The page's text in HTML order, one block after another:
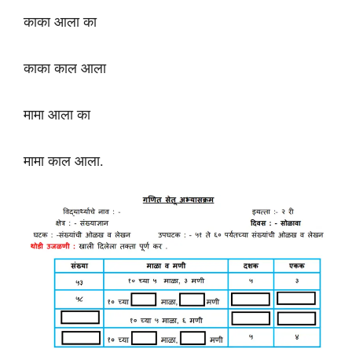
काका आला का
काका काल आला
मामा आला का
मामा काल आला.